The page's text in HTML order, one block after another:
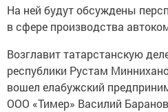
На ней будут обсуждены
в сфере производства
Возглавит татарстанскую
республики Рустам
вошел елабужский
ООО «Тимер» Василий